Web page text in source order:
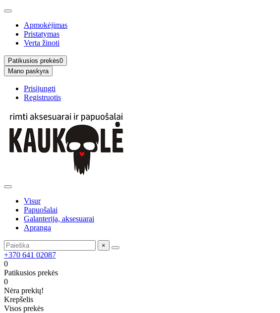
Apmokėjimas
Pristatymas
Verta žinoti
Patikusios prekės0
Mano paskyra
Prisijungti
Registruotis
Visur
Papuošalai
Galanterija, aksesuarai
Apranga
×
+370 641 02087
0
Patikusios prekės
0
Nėra prekių!
Krepšelis
Visos prekės